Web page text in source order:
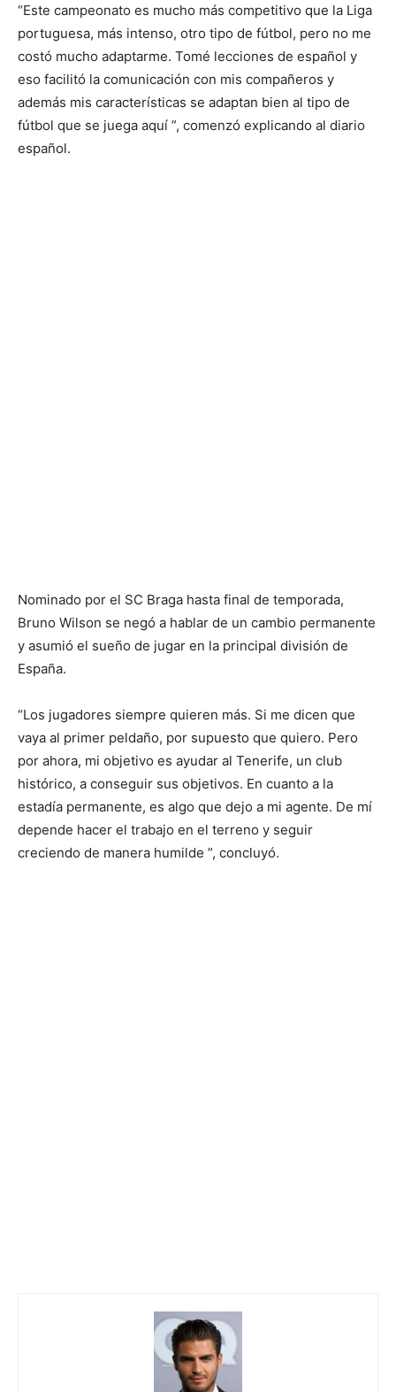
“Este campeonato es mucho más competitivo que la Liga
portuguesa, más intenso, otro tipo de fútbol, ​​pero no me
costó mucho adaptarme. Tomé lecciones de español y
eso facilitó la comunicación con mis compañeros y
además mis características se adaptan bien al tipo de
fútbol que se juega aquí ”, comenzó explicando al diario
español.
Nominado por el SC Braga hasta final de temporada,
Bruno Wilson se negó a hablar de un cambio permanente
y asumió el sueño de jugar en la principal división de
España.
“Los jugadores siempre quieren más. Si me dicen que
vaya al primer peldaño, por supuesto que quiero. Pero
por ahora, mi objetivo es ayudar al Tenerife, un club
histórico, a conseguir sus objetivos. En cuanto a la
estadía permanente, es algo que dejo a mi agente. De mí
depende hacer el trabajo en el terreno y seguir
creciendo de manera humilde ”, concluyó.